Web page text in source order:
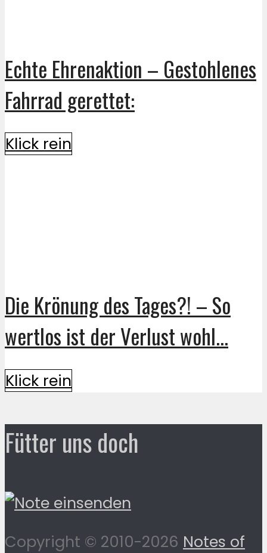
Echte Ehrenaktion – Gestohlenes
Fahrrad gerettet:
Klick rein
Die Krönung des Tages?! – So
wertlos ist der Verlust wohl...
Klick rein
Fütter uns doch
Copyright © 2010-2026 Notes of